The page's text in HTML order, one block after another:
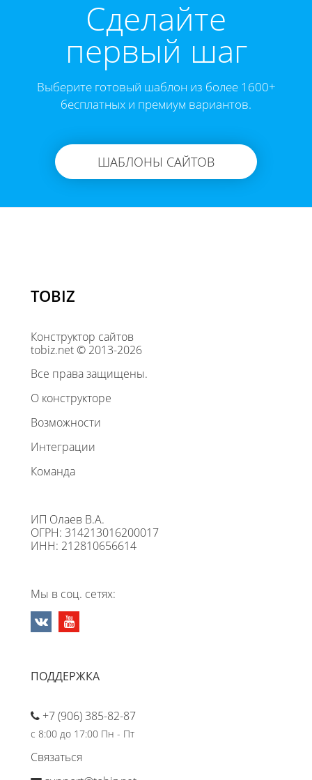
Cделайте
первый шаг
Выберите готовый шаблон из более 1600+
бесплатных и премиум вариантов.
ШАБЛОНЫ САЙТОВ
TOBIZ
Конструктор сайтов
tobiz.net © 2013-2026
Все права защищены.
О конструкторе
Возможности
Интеграции
Команда
ИП Олаев В.А.
ОГРН: 314213016200017
ИНН: 212810656614
Мы в соц. сетях:
ПОДДЕРЖКА
+7 (906) 385-82-87
с 8:00 до 17:00 Пн - Пт
Связаться